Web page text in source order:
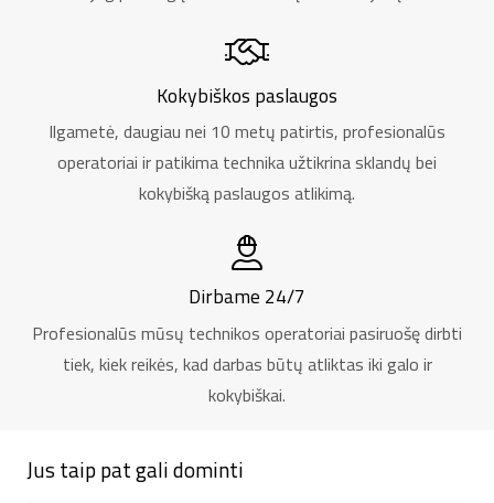
Kokybiškos paslaugos
Ilgametė, daugiau nei 10 metų patirtis, profesionalūs
operatoriai ir patikima technika užtikrina sklandų bei
kokybišką paslaugos atlikimą.
Dirbame 24/7
Profesionalūs mūsų technikos operatoriai pasiruošę dirbti
tiek, kiek reikės, kad darbas būtų atliktas iki galo ir
kokybiškai.
Jus taip pat gali dominti